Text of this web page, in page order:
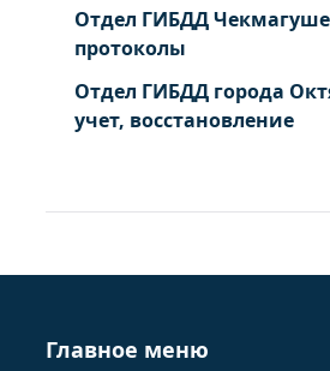
Отдел ГИБДД
протоколы
Отдел ГИБДД города
учет, восстановление
Главное меню